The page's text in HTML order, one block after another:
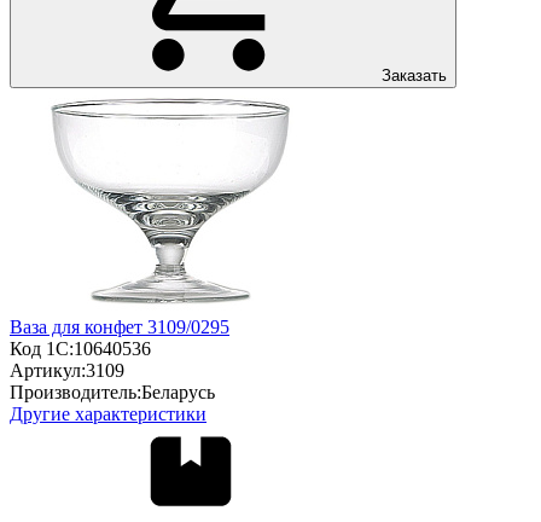
Заказать
Ваза для конфет 3109/0295
Код 1С:10640536
Артикул:3109
Производитель:Беларусь
Другие характеристики